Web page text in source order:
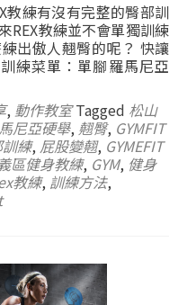
教練有沒有完整的臀部訓
REX教練並不會單獨訓練
出傲人翹臀的呢？ 快讓
練菜單：單腳羅馬尼亞
, 動作教室 Tagged 松山
尼亞硬舉, 翹臀, GYMFIT
練, 屁股變翹, GYMEFIT
區健身教練, GYM, 健身
教練, 訓練方法,